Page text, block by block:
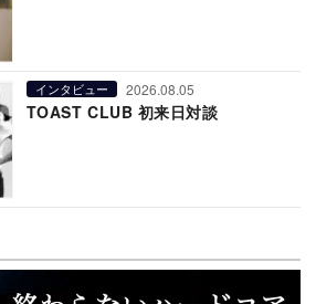
インタビュー 2026.08.05
TOAST CLUB 初来日対談